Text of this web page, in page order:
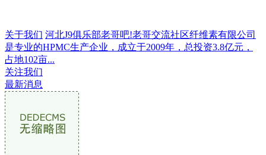
关于我们 河北J9俱乐部老哥吧!老哥交流社区纤维素有限公司
是专业的HPMC生产企业，成立于2009年，总投资3.8亿元，
占地102亩...
关注我们
最新消息